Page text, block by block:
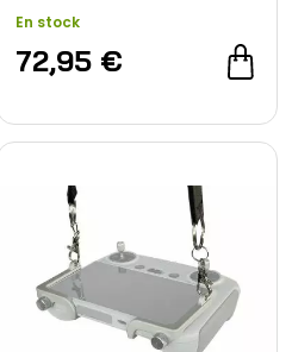
En stock
72,95 €